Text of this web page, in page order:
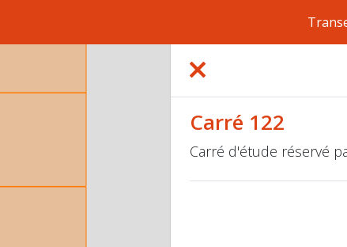
Carré 122
Carré d'étude réservé